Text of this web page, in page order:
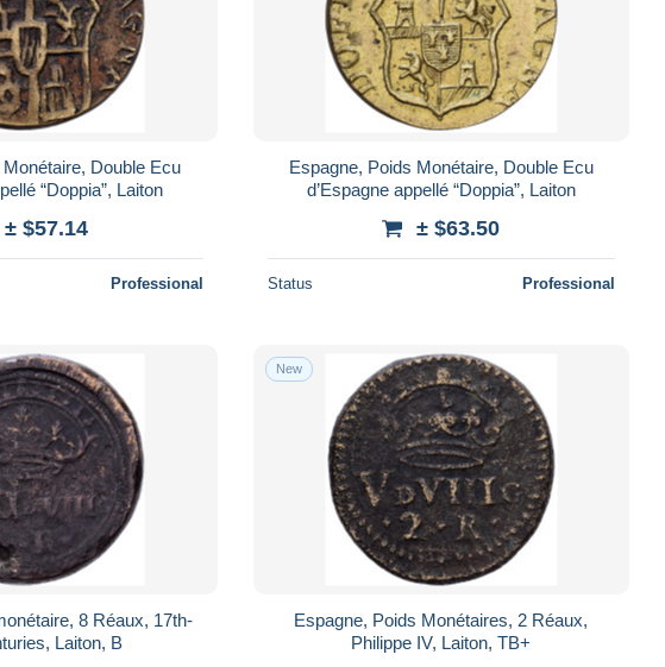
Double Ecu
“Doppia”, Laiton
± $57.14
Professional
Espagne, Poids Monétaire, Double Ecu
d’Espagne appellé “Doppia”, Laiton
± $63.50
Status Professional
8 Réaux, 17th-
Laiton, B
New
Espagne, Poids Monétaires, 2 Réaux,
Philippe IV, Laiton, TB+